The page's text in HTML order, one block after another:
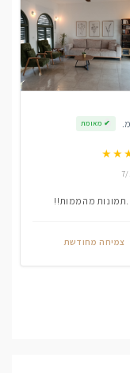
✔ מאומת
★★
7/
מהממות!!
צמיחה מחודשת